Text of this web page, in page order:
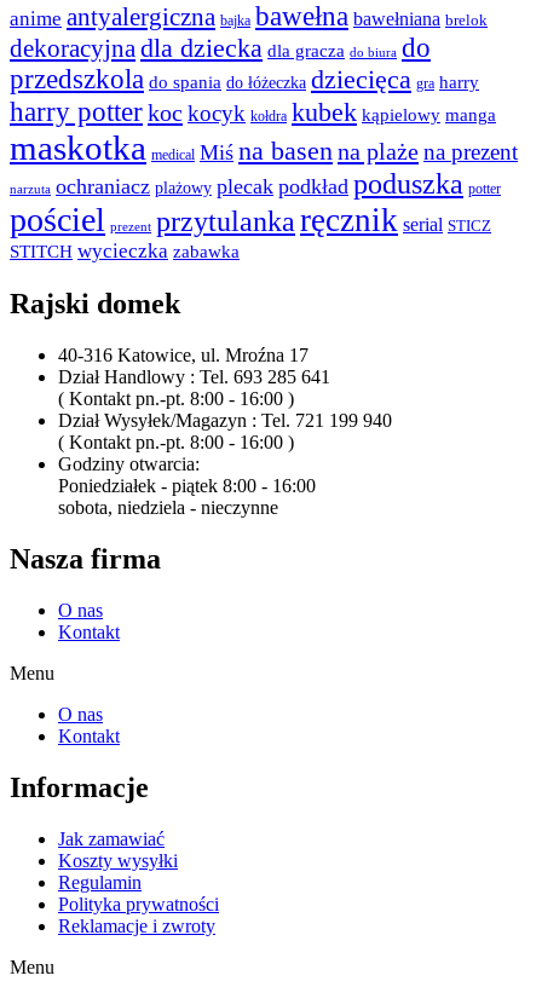
anime antyalergiczna bajka bawełna bawełniana brelok
dekoracyjna dla dziecka dla gracza do biura do
przedszkola do spania do łóżeczka dziecięca gra harry
harry potterkoc kocyk kołdra kubek kąpielowy manga
maskotka medical Miś na basenna plażena prezent
narzuta ochraniacz plażowy plecak podkład poduszka potter
pościel prezent przytulankaręcznik serial STICZ
STITCH wycieczka zabawka
Rajski domek
40-316 Katowice, ul. Mroźna 17
Dział Handlowy : Tel. 693 285 641
( Kontakt pn.-pt. 8:00 - 16:00 )
Dział Wysyłek/Magazyn : Tel. 721 199 940
( Kontakt pn.-pt. 8:00 - 16:00 )
Godziny otwarcia:
Poniedziałek - piątek 8:00 - 16:00
sobota, niedziela - nieczynne
Nasza firma
O nas
Kontakt
Menu
O nas
Kontakt
Informacje
Jak zamawiać
Koszty wysyłki
Regulamin
Polityka prywatności
Reklamacje i zwroty
Menu